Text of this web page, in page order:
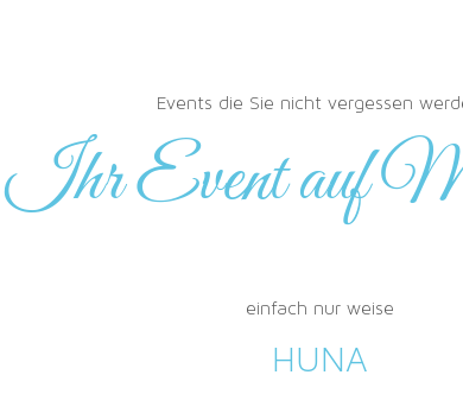
Events die Sie nicht vergessen
Ihr Event auf
einfach nur weise
HUNA